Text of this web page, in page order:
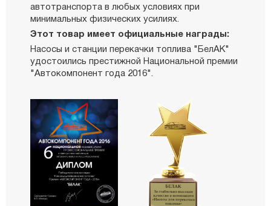
автотранспорта в любых условиях при
минимальных физических усилиях.
Этот товар имеет официальные награды:
Насосы и станции перекачки топлива "БелАК"
удостоились престижной Национальной премии
"Автокомпонент года 2016".